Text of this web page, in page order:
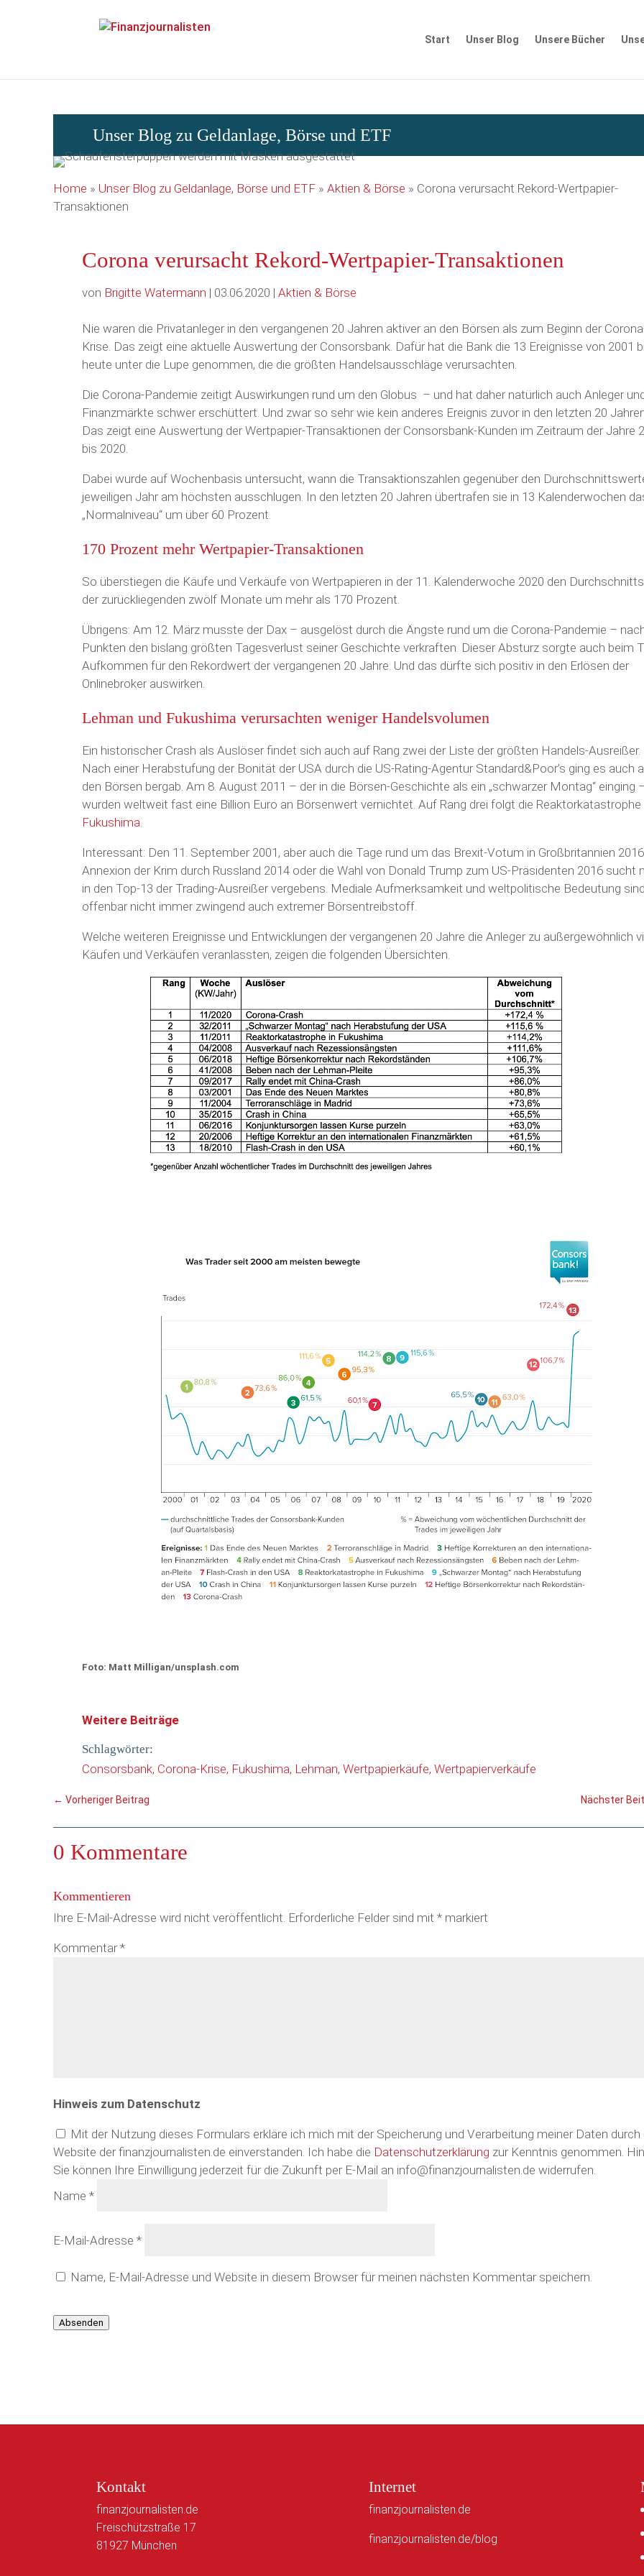
Start Unser Blog Unsere Bücher
Unser Blog zu Geldanlage, Börse und ETF
Home » Unser Blog zu Geldanlage, Börse und ETF» Aktien & Börse » Corona verursacht Rekord-Wertpapier-
Transaktionen
Corona verursacht Rekord-Wertpapier-Transaktionen
von Brigitte Watermann | 03.06.2020 | Aktien & Börse
Nie waren die Privatanleger in den vergangenen 20 Jahren aktiver an den Börsen als zum Beginn der
Krise. Das zeigt eine aktuelle Auswertung der Consorsbank. Dafür hat die Bank die 13 Ereignisse von 2001
heute unter die Lupe genommen, die die größten Handelsausschläge verursachten.
Die Corona-Pandemie zeitigt Auswirkungen rund um den Globus – und hat daher natürlich auch Anleger
Finanzmärkte schwer erschüttert. Und zwar so sehr wie kein anderes Ereignis zuvor in den letzten 20
Das zeigt eine Auswertung der Wertpapier-Transaktionen der Consorsbank-Kunden im Zeitraum der Jahre
bis 2020.
Dabei wurde auf Wochenbasis untersucht, wann die Transaktionszahlen gegenüber den
jeweiligen Jahr am höchsten ausschlugen. In den letzten 20 Jahren übertrafen sie in 13 Kalenderwochen
„Normalniveau“ um über 60 Prozent.
170 Prozent mehr Wertpapier-Transaktionen
So überstiegen die Käufe und Verkäufe von Wertpapieren in der 11. Kalenderwoche 2020 den
der zurückliegenden zwölf Monate um mehr als 170 Prozent.
Übrigens: Am 12. März musste der Dax – ausgelöst durch die Ängste rund um die Corona-Pandemie –
Punkten den bislang größten Tagesverlust seiner Geschichte verkraften. Dieser Absturz sorgte auch beim
Aufkommen für den Rekordwert der vergangenen 20 Jahre. Und das dürfte sich positiv in den Erlösen der
Onlinebroker auswirken.
Lehman und Fukushima verursachten weniger Handelsvolumen
Ein historischer Crash als Auslöser findet sich auch auf Rang zwei der Liste der größten Handels-Ausreißer.
Nach einer Herabstufung der Bonität der USA durch die US-Rating-Agentur Standard&Poor’s ging es auch
den Börsen bergab. Am 8. August 2011 – der in die Börsen-Geschichte als ein „schwarzer Montag“ einging
wurden weltweit fast eine Billion Euro an Börsenwert vernichtet. Auf Rang drei folgt die Reaktorkatastrophe
Fukushima
Interessant: Den 11. September 2001, aber auch die Tage rund um das Brexit-Votum in Großbritannien
Annexion der Krim durch Russland 2014 oder die Wahl von Donald Trump zum US-Präsidenten 2016 sucht
in den Top-13 der Trading-Ausreißer vergebens. Mediale Aufmerksamkeit und weltpolitische Bedeutung sind
offenbar nicht immer zwingend auch extremer Börsentreibstoff.
Welche weiteren Ereignisse und Entwicklungen der vergangenen 20 Jahre die Anleger zu außergewöhnlich
Käufen und Verkäufen veranlassten, zeigen die folgenden Übersichten.
Foto: Matt Milligan/unsplash.com
Weitere Beiträge
Schlagwörter:
Consorsbank Corona-Krise Fukushima Lehman Wertpapierkäufe Wertpapierverkäufe
← Vorheriger Beitrag Nächster
0 Kommentare
Kommentieren
Ihre E-Mail-Adresse wird nicht veröffentlicht. Erforderliche Felder sind mit *markiert
Kommentar*
Hinweis zum Datenschutz
Mit der Nutzung dieses Formulars erkläre ich mich mit der Speicherung und Verarbeitung meiner Daten durch
Website der finanzjournalisten.de einverstanden. Ich habe die Datenschutzerklärung zur Kenntnis genommen.
Sie können Ihre Einwilligung jederzeit für die Zukunft per E-Mail an info@finanzjournalisten.de widerrufen.
Name *
E-Mail-Adresse *
Name, E-Mail-Adresse und Website in diesem Browser für meinen nächsten Kommentar speichern.
Absenden
Kontakt
finanzjournalisten.de
Freischützstraße 17
81927 München
Internet
finanzjournalisten.de
finanzjournalisten.de/blog